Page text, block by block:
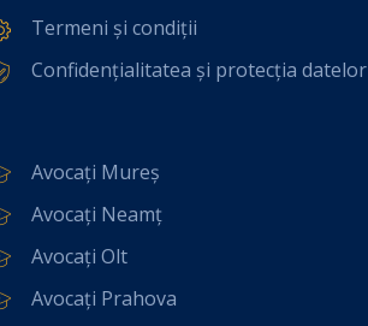
Termeni și condiții
Confidențialitatea și protecția datelor
Avocați Mureș
Avocați Neamț
Avocați Olt
Avocați Prahova